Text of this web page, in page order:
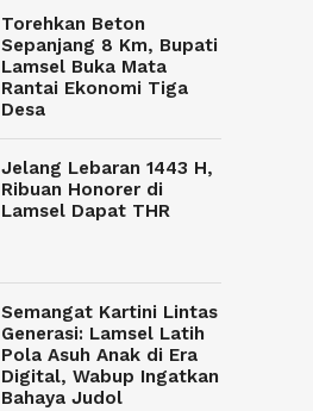
Torehkan Beton
Sepanjang 8 Km, Bupati
Lamsel Buka Mata
Rantai Ekonomi Tiga
Desa
Jelang Lebaran 1443 H,
Ribuan Honorer di
Lamsel Dapat THR
Semangat Kartini Lintas
Generasi: Lamsel Latih
Pola Asuh Anak di Era
Digital, Wabup Ingatkan
Bahaya Judol